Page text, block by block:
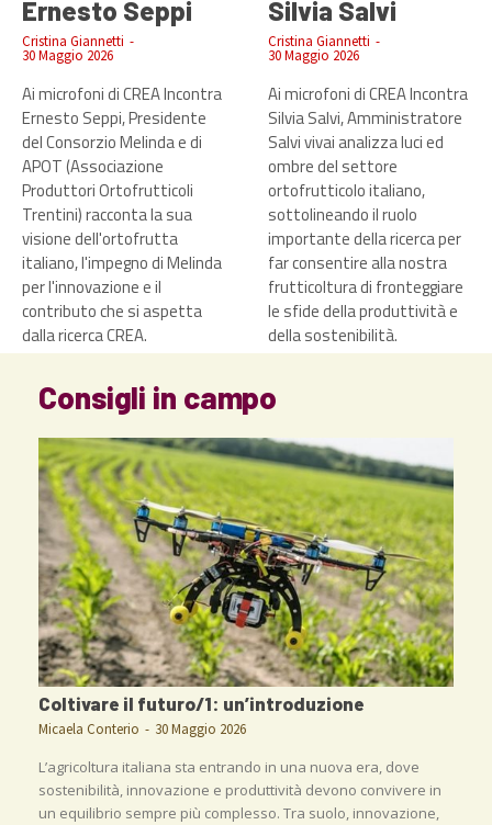
Ernesto Seppi
Cristina Giannetti -
30 Maggio 2026
Ai microfoni di CREA Incontra
Ernesto Seppi, Presidente
del Consorzio Melinda e di
APOT (Associazione
Produttori Ortofrutticoli
Trentini) racconta la sua
visione dell'ortofrutta
italiano, l'impegno di Melinda
per l'innovazione e il
contributo che si aspetta
dalla ricerca CREA.
Silvia Salvi
Cristina Giannetti -
30 Maggio 2026
Ai microfoni di CREA Incontra
Silvia Salvi, Amministratore
Salvi vivai analizza luci ed
ombre del settore
ortofrutticolo italiano,
sottolineando il ruolo
importante della ricerca per
far consentire alla nostra
frutticoltura di fronteggiare
le sfide della produttività e
della sostenibilità.
Consigli in campo
Coltivare il futuro/1: un’introduzione
Micaela Conterio - 30 Maggio 2026
L’agricoltura italiana sta entrando in una nuova era, dove
sostenibilità, innovazione e produttività devono convivere in
un equilibrio sempre più complesso. Tra suolo, innovazione,